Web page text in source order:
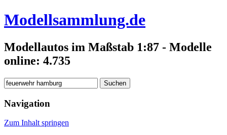
Modellsammlung.de
Modellautos im Maßstab 1:87 - Modelle
online: 4.735
Suchen
nach:
Navigation
Zum Inhalt springen